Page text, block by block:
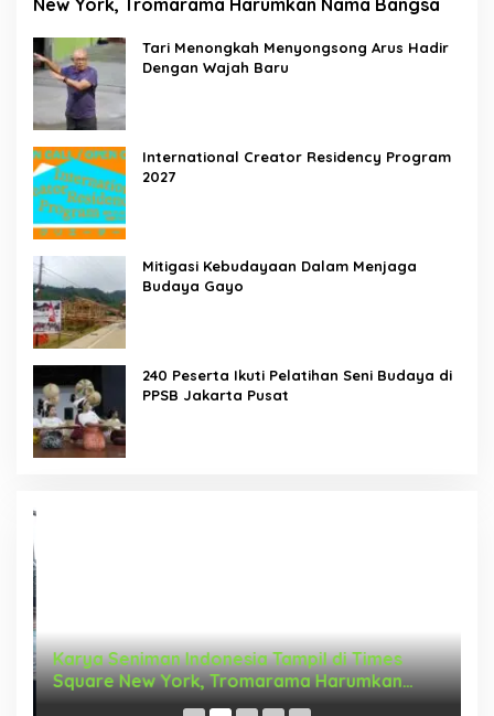
New York, Tromarama Harumkan Nama Bangsa
Tari Menongkah Menyongsong Arus Hadir
Dengan Wajah Baru
International Creator Residency Program
2027
Mitigasi Kebudayaan Dalam Menjaga
Budaya Gayo
240 Peserta Ikuti Pelatihan Seni Budaya di
PPSB Jakarta Pusat
Karya Seniman Indonesia Tampil di Times
Square New York, Tromarama Harumkan
Nama Bangsa